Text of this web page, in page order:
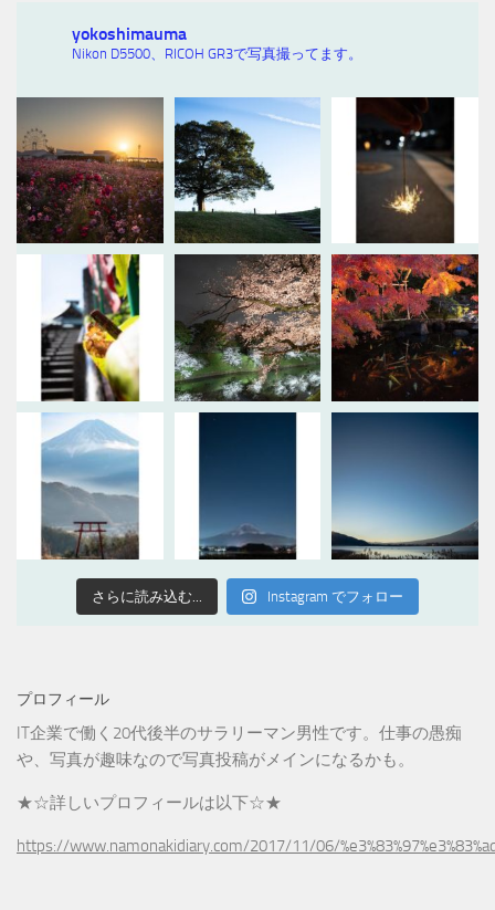
yokoshimauma
Nikon D5500、RICOH GR3で写真撮ってます。
さらに読み込む... Instagram でフォロー
プロフィール
IT企業で働く20代後半のサラリーマン男性です。仕事の愚痴
や、写真が趣味なので写真投稿がメインになるかも。
★☆詳しいプロフィールは以下☆★
https://www.namonakidiary.com/2017/11/06/